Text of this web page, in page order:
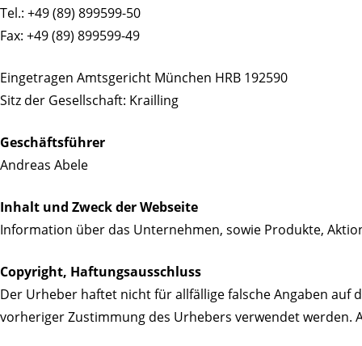
Tel.: +49 (89) 899599-50
Fax: +49 (89) 899599-49
Eingetragen Amtsgericht München HRB 192590
Sitz der Gesellschaft: Krailling
Geschäftsführer
Andreas Abele
Inhalt und Zweck der Webseite
Information über das Unternehmen, sowie Produkte,
Copyright, Haftungsausschluss
Der Urheber haftet nicht für allfällige falsche Angaben auf
vorheriger Zustimmung des Urhebers verwendet werden.